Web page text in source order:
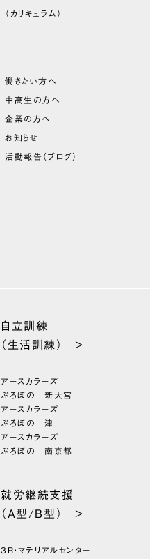
（カリキュラム）
働きたい方へ
中高生の方へ
企業の方へ
お知らせ
活動報告（ブログ）
自立訓練
（生活訓練） >
アースカラーズ
ぷろぼの 新大宮
アースカラーズ
ぷろぼの 津
アースカラーズ
ぷろぼの 南京都
就労継続支援
（A型/B型） >
3R・マテリアルセンター